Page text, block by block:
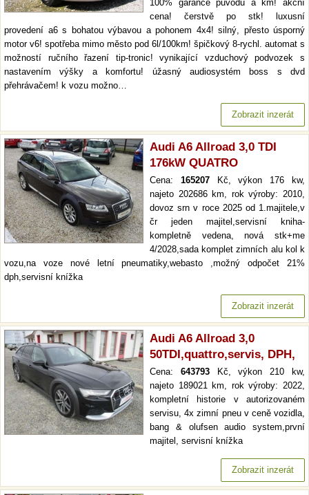
100% garance původu a km! akční
cena! čerstvě po stk! luxusní
provedení a6 s bohatou výbavou a pohonem 4x4! silný, přesto úsporný
motor v6! spotřeba mimo město pod 6l/100km! špičkový 8-rychl. automat s
možností ručního řazení tip-tronic! vynikající vzduchový podvozek s
nastavením výšky a komfortu! úžasný audiosystém boss s dvd
přehrávačem! k vozu možno…
Zobrazit inzerát
Audi A6 Allroad 3,0 TDI
176kW QUATRO
Cena: 165207Kč, výkon 176 kw,
najeto 202686 km, rok výroby: 2010,
dovoz srn v roce 2025 od 1.majitele,v
čr jeden majitel,servisní kniha-
kompletně vedena, nová stk+me
4/2028,sada komplet zimních alu kol k
vozu,na voze nové letní pneumatiky,webasto ,možný odpočet 21%
dph,servisní knížka
Zobrazit inzerát
Audi A6 Allroad 3,0
50TDI,quattro,servis, DPH,
Cena: 643793Kč, výkon 210 kw,
najeto 189021 km, rok výroby: 2022,
kompletní historie v autorizovaném
servisu, 4x zimní pneu v ceně vozidla,
bang & olufsen audio system,první
majitel, servisní knížka
Zobrazit inzerát